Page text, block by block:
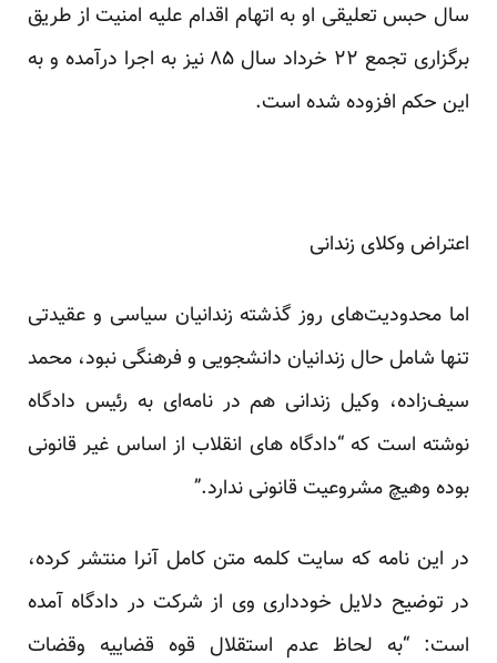
سال حبس تعلیقی او به اتهام اقدام علیه امنیت از طریق
برگزاری تجمع ۲۲ خرداد سال ۸۵ نیز به اجرا درآمده و به
این حکم افزوده شده است.
اعتراض وکلای زندانی
اما محدودیت‌های روز گذشته زندانیان سیاسی و عقیدتی
تنها شامل حال زندانیان دانشجویی و فرهنگی نبود، محمد
سیف‌زاده، وکیل زندانی هم در نامه‌ای به رئیس دادگاه
نوشته است که “دادگاه های انقلاب از اساس غیر قانونی
بوده وهیچ مشروعیت قانونی ندارد.”
در این نامه که سایت کلمه متن کامل آنرا منتشر کرده،
در توضیح دلایل خودداری وی از شرکت در دادگاه آمده
است: “به لحاظ عدم استقلال قوه قضاییه وقضات